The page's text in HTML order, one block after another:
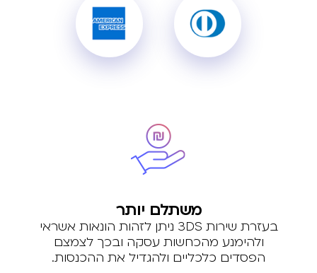
משתלם יותר
בעזרת שירות 3DS ניתן לזהות הונאות אשראי
ולהימנע מהכחשות עסקה ובכך לצמצם
הפסדים כלכליים ולהגדיל את ההכנסות.